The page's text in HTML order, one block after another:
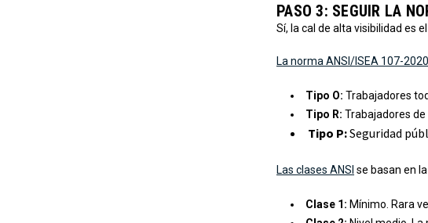
PASO 3: SEGUIR LA
Sí, la cal de alta visibilidad es
La norma ANSI/ISEA 107-2020
Tipo O: Trabajadores
Tipo R: Trabajadores
Tipo P:Seguridad
Las clases ANSI se basan en
Clase 1: Mínimo. Rara